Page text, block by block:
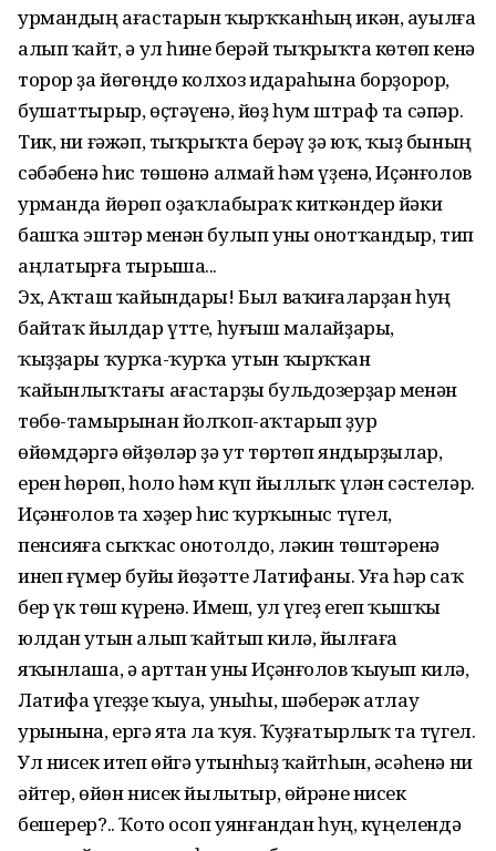
урмандың ағастарын ҡырҡҡанһың икән, ауылға
алып ҡайт, ә ул һине берәй тыҡрыҡта көтөп кенә
торор ҙа йөгөңдө колхоз идараһына борҙорор,
бушаттырыр, өҫтәүенә, йөҙ һум штраф та сәпәр.
Тик, ни ғәжәп, тыҡрыҡта берәү ҙә юҡ, ҡыҙ бының
сәбәбенә һис төшөнә алмай һәм үҙенә, Иҫәнғолов
урманда йөрөп оҙаҡлабыраҡ киткәндер йәки
башҡа эштәр менән булып уны онотҡандыр, тип
аңлатырға тырыша...
Эх, Аҡташ ҡайындары! Был ваҡиғаларҙан һуң
байтаҡ йылдар үтте, һуғыш малайҙары,
ҡыҙҙары ҡурҡа-ҡурҡа утын ҡырҡҡан
ҡайынлыҡтағы ағастарҙы бульдозерҙар менән
төбө-тамырынан йолҡоп-аҡтарып ҙур
өйөмдәргә өйҙөләр ҙә ут төртөп яндырҙылар,
ерен һөрөп, һоло һәм күп йыллыҡ үлән сәстеләр.
Иҫәнғолов та хәҙер һис ҡурҡыныс түгел,
пенсияға сыҡҡас онотолдо, ләкин төштәренә
инеп ғүмер буйы йөҙәтте Латифаны. Уға һәр саҡ
бер үк төш күренә. Имеш, ул үгеҙ егеп ҡышҡы
юлдан утын алып ҡайтып килә, йылғаға
яҡынлаша, ә арттан уны Иҫәнғолов ҡыуып килә,
Латифа үгеҙҙе ҡыуа, уныһы, шәберәк атлау
урынына, ергә ята ла ҡуя. Ҡуҙғатырлыҡ та түгел.
Ул нисек итеп өйгә утынһыҙ ҡайтһын, әсәһенә ни
әйтер, өйөн нисек йылытыр, өйрәне нисек
бешерер?.. Ҡото осоп уянғандан һуң, күңелендә